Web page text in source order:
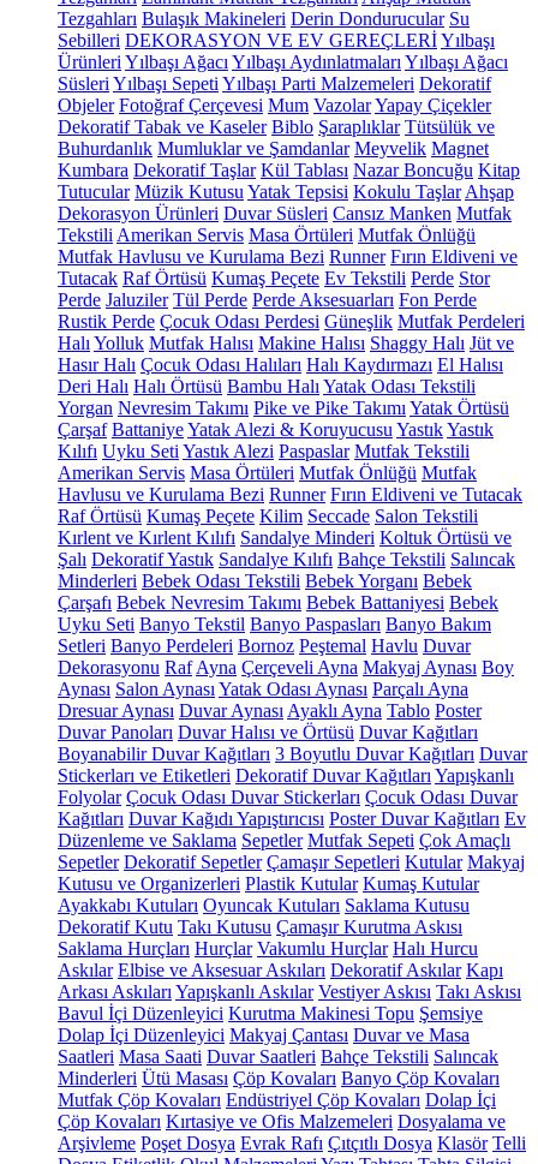
Tezgahları Bulaşık Makineleri Derin Dondurucular Su
Sebilleri DEKORASYON VE EV GEREÇLERİYılbaşı
Ürünleri Yılbaşı Ağacı Yılbaşı Aydınlatmaları Yılbaşı Ağacı
Süsleri Yılbaşı Sepeti Yılbaşı Parti Malzemeleri Dekoratif
Objeler Fotoğraf Çerçevesi Mum VazolarYapay Çiçekler
Dekoratif Tabak ve Kaseler Biblo Şaraplıklar Tütsülük ve
Buhurdanlık Mumluklar ve Şamdanlar Meyvelik Magnet
Kumbara Dekoratif Taşlar Kül Tablası Nazar Boncuğu Kitap
Tutucular Müzik Kutusu Yatak Tepsisi Kokulu Taşlar Ahşap
Dekorasyon Ürünleri Duvar Süsleri Cansız Manken Mutfak
Tekstili Amerikan Servis Masa Örtüleri Mutfak Önlüğü
Mutfak Havlusu ve Kurulama Bezi Runner Fırın Eldiveni ve
Tutacak Raf Örtüsü Kumaş Peçete Ev Tekstili Perde Stor
Perde Jaluziler Tül Perde Perde Aksesuarları Fon Perde
Rustik Perde Çocuk Odası Perdesi Güneşlik Mutfak Perdeleri
Halı Yolluk Mutfak Halısı Makine Halısı Shaggy Halı Jüt ve
Hasır Halı Çocuk Odası Halıları Halı Kaydırmazı El Halısı
Deri Halı Halı Örtüsü Bambu Halı Yatak Odası Tekstili
Yorgan Nevresim Takımı Pike ve Pike Takımı Yatak Örtüsü
Çarşaf BattaniyeYatak Alezi & Koruyucusu YastıkYastık
Kılıfı Uyku Seti Yastık Alezi Paspaslar Mutfak Tekstili
Amerikan Servis Masa Örtüleri Mutfak Önlüğü Mutfak
Havlusu ve Kurulama Bezi Runner Fırın Eldiveni ve Tutacak
Raf Örtüsü Kumaş Peçete Kilim Seccade Salon Tekstili
Kırlent ve Kırlent Kılıfı Sandalye Minderi Koltuk Örtüsü ve
Şalı Dekoratif Yastık Sandalye Kılıfı Bahçe Tekstili Salıncak
Minderleri Bebek Odası Tekstili Bebek Yorganı Bebek
Çarşafı Bebek Nevresim Takımı Bebek Battaniyesi Bebek
Uyku Seti Banyo Tekstil Banyo Paspasları Banyo Bakım
Setleri Banyo Perdeleri Bornoz Peştemal Havlu Duvar
Dekorasyonu Raf Ayna Çerçeveli Ayna Makyaj Aynası Boy
Aynası Salon Aynası Yatak Odası Aynası Parçalı Ayna
Dresuar Aynası Duvar Aynası Ayaklı Ayna Tablo Poster
Duvar Panoları Duvar Halısı ve Örtüsü Duvar Kağıtları
Boyanabilir Duvar Kağıtları 3 Boyutlu Duvar Kağıtları Duvar
Stickerları ve Etiketleri Dekoratif Duvar Kağıtları Yapışkanlı
Folyolar Çocuk Odası Duvar Stickerları Çocuk Odası Duvar
Kağıtları Duvar Kağıdı Yapıştırıcısı Poster Duvar Kağıtları Ev
Düzenleme ve Saklama Sepetler Mutfak Sepeti Çok Amaçlı
Sepetler Dekoratif Sepetler Çamaşır Sepetleri Kutular Makyaj
Kutusu ve Organizerleri Plastik Kutular Kumaş Kutular
Ayakkabı Kutuları Oyuncak Kutuları Saklama Kutusu
Dekoratif Kutu Takı Kutusu Çamaşır Kurutma Askısı
Saklama Hurçları Hurçlar Vakumlu Hurçlar Halı Hurcu
Askılar Elbise ve Aksesuar Askıları Dekoratif Askılar Kapı
Arkası Askıları Yapışkanlı Askılar Vestiyer Askısı Takı Askısı
Bavul İçi Düzenleyici Kurutma Makinesi Topu Şemsiye
Dolap İçi Düzenleyici Makyaj Çantası Duvar ve Masa
Saatleri Masa Saati Duvar Saatleri Bahçe Tekstili Salıncak
Minderleri Ütü Masası Çöp Kovaları Banyo Çöp Kovaları
Mutfak Çöp Kovaları Endüstriyel Çöp Kovaları Dolap İçi
Çöp Kovaları Kırtasiye ve Ofis Malzemeleri Dosyalama ve
Arşivleme Poşet Dosya Evrak Rafı Çıtçıtlı Dosya Klasör Telli